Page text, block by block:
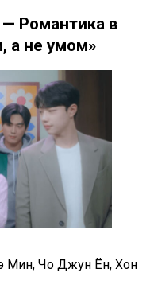
— Романтика в
а не умом»
Мин, Чо Джун Ён, Хон